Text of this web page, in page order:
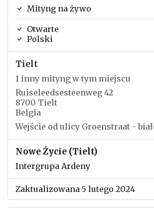
Mityng na żywo
Otwarte
Polski
Tielt
1 inny mityng w tym miejscu
Ruiseleedsesteenweg 42
8700 Tielt
Belgia
Wejście od ulicy Groenstraat -
Nowe Życie (Tielt)
Intergrupa Ardeny
Zaktualizowana 5 lutego 2024